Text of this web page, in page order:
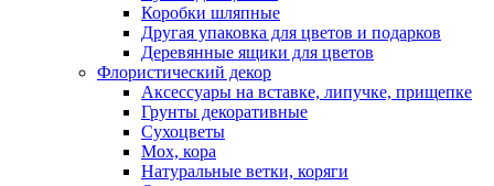
Коробки шляпные
Другая упаковка для цветов и подарков
Деревянные ящики для цветов
Флористический декор
Аксессуары на вставке, липучке, прищепке
Грунты декоративные
Сухоцветы
Мох, кора
Натуральные ветки, коряги